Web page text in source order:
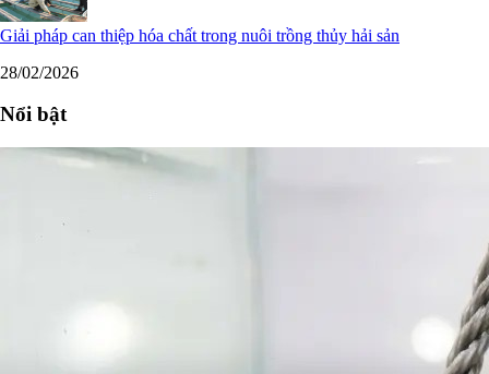
Giải pháp can thiệp hóa chất trong nuôi trồng thủy hải sản
28/02/2026
Nổi bật